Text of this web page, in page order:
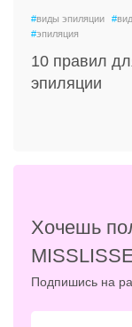
#виды эпиляции #
#эпиляция
10 правил
эпиляции
Хочешь
Подпишись на